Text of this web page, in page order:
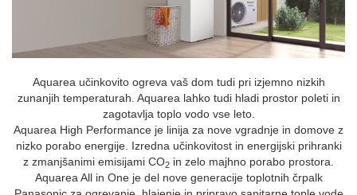
Aquarea učinkovito ogreva vaš dom tudi pri izjemno nizkih
zunanjih temperaturah. Aquarea lahko tudi hladi prostor poleti in
zagotavlja toplo vodo vse leto.
Aquarea High Performance je linija za nove vgradnje in domove z
nizko porabo energije. Izredna učinkovitost in energijski prihranki
z zmanjšanimi emisijami CO2 in zelo majhno porabo prostora.
Aquarea All in One je del nove generacije toplotnih črpalk